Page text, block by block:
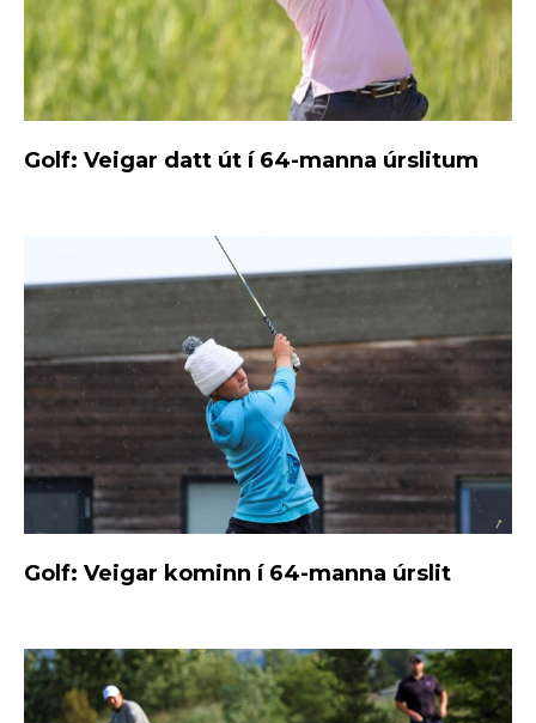
Golf: Veigar datt út í 64-manna úrslitum
Golf: Veigar kominn í 64-manna úrslit